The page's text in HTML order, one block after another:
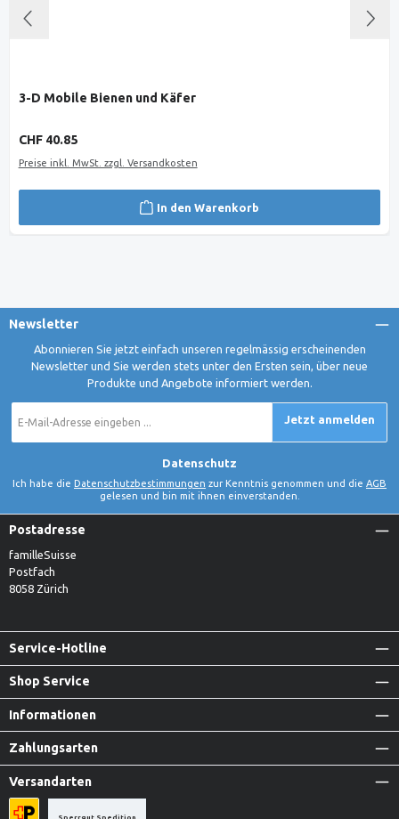
3-D Mobile Bienen und Käfer
Regulärer Preis:
CHF 40.85
Preise inkl. MwSt. zzgl. Versandkosten
In den Warenkorb
Newsletter
Abonnieren Sie jetzt einfach unseren regelmässig erscheinenden
Newsletter und Sie werden stets unter den Ersten sein, über neue
Produkte und Angebote informiert werden.
Mail-
Jetzt anmelden
Datenschutz
Ich habe die Datenschutzbestimmungen zur Kenntnis genommen und die AGB
gelesen und bin mit ihnen einverstanden.
Postadresse
familleSuisse
Postfach
8058 Zürich
Service-Hotline
Shop Service
Informationen
Zahlungsarten
Versandarten